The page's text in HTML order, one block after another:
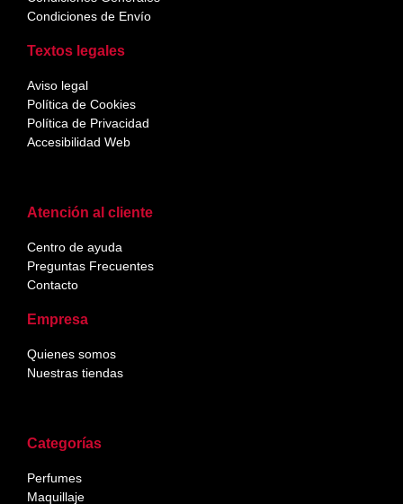
Categorías
Perfumes
Maquillaje
Atención al cliente
Centro de ayuda
Preguntas Frecuentes
Contacto
Empresa
Quienes somos
Nuestras tiendas
Condiciones de Envío
Textos legales
Aviso legal
Política de Cookies
Política de Privacidad
Accesibilidad Web